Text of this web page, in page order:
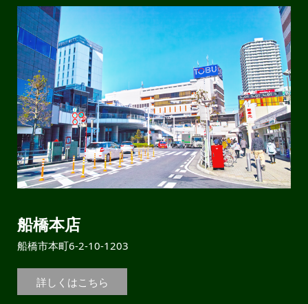
船橋本店
船橋市本町6-2-10-1203
詳しくはこちら